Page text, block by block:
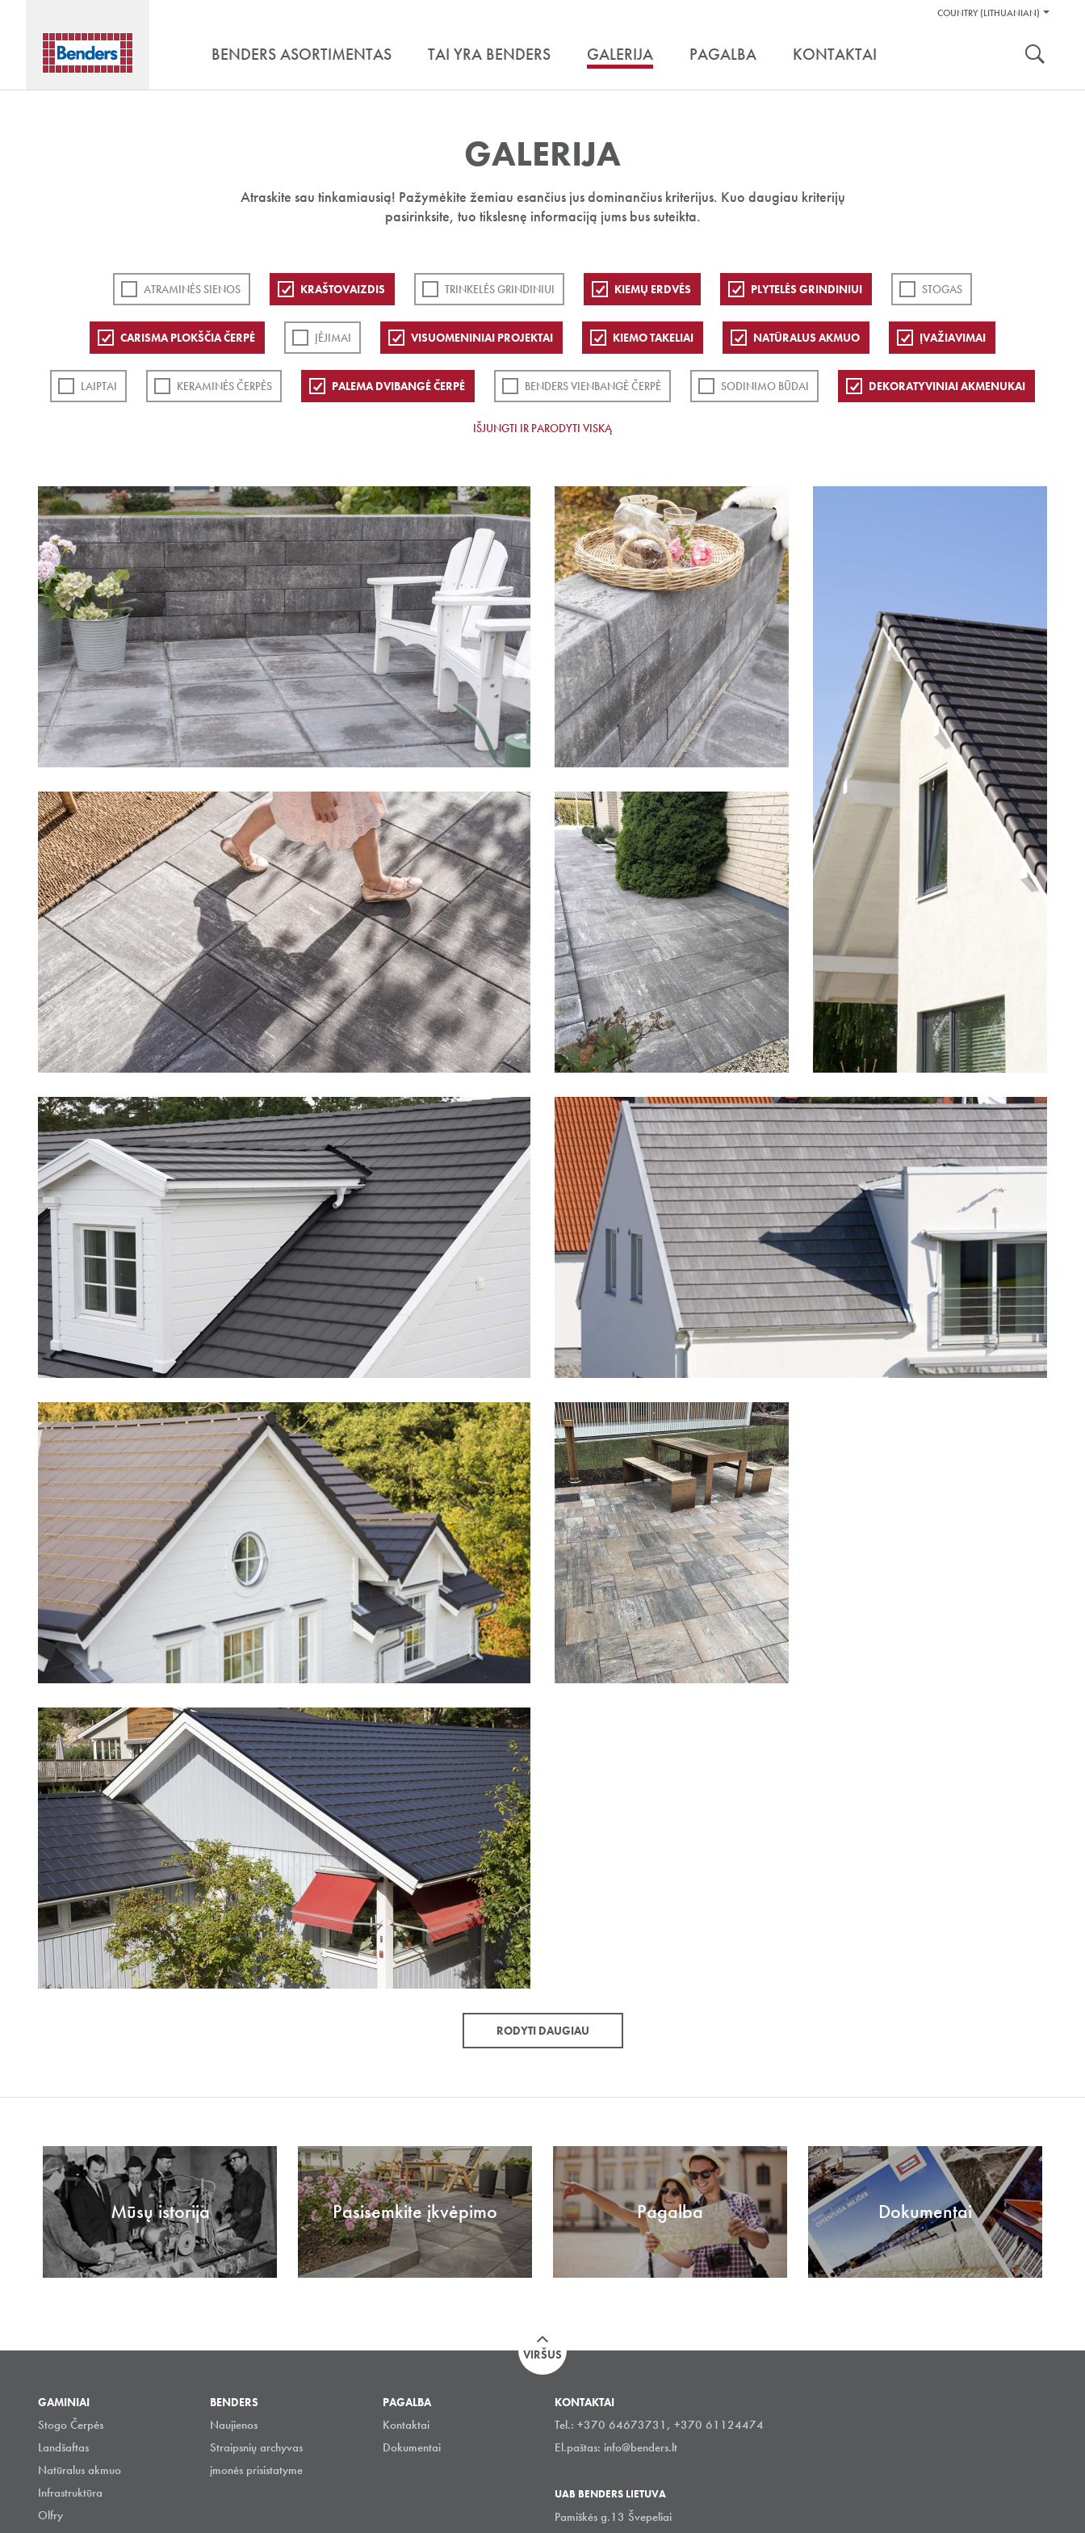
Pagalbos
COUNTRY (LITHUANIAN)
BENDERS ASORTIMENTAS TAI YRA BENDERS GALERIJA PAGALBA KONTAKTAI
GALERIJA
Atraskite sau tinkamiausią! Pažymėkite žemiau esančius jus dominančius kriterijus. Kuo daugiau kriterijų
pasirinksite, tuo tikslesnę informaciją jums bus suteikta.
ATRAMINĖS SIENOS KRAŠTOVAIZDIS TRINKELĖS GRINDINIUI KIEMŲ ERDVĖS PLYTELĖS GRINDINIUI STOGAS
CARISMA PLOKŠČIA ČERPĖ ĮĖJIMAI VISUOMENINIAI PROJEKTAI KIEMO TAKELIAI NATŪRALUS AKMUO ĮVAŽIAVIMAI
LAIPTAI KERAMINĖS ČERPĖS PALEMA DVIBANGĖ ČERPĖ BENDERS VIENBANGĖ ČERPĖ SODINIMO BŪDAI DEKORATYVINIAI AKMENUKAI
IŠJUNGTI IR PARODYTI VISKĄ
RODYTI DAUGIAU
Mūsų istorija Pasisemkite įkvėpimo Pagalba Dokumentai
VIRŠUS
GAMINIAI
Stogo Čerpės
Landšaftas
Natūralus akmuo
Infrastruktūra
Olfry
BENDERS
Naujienos
Straipsnių archyvas
įmonės prisistatyme
PAGALBA
Kontaktai
Dokumentai
KONTAKTAI
Tel.: +370 64673731, +370 61124474
El.paštas: info@benders.lt
UAB BENDERS LIETUVA
Pamiškės g.13 Švepeliai